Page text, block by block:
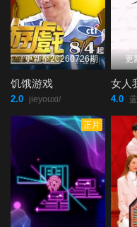
第20200426期
第20200517期
第20200607期
第20200628期
第20200719期
第20200809期
更新至20260726期
饥饿游戏
2.0 jieyouxi/
更
女人
4.0
正片